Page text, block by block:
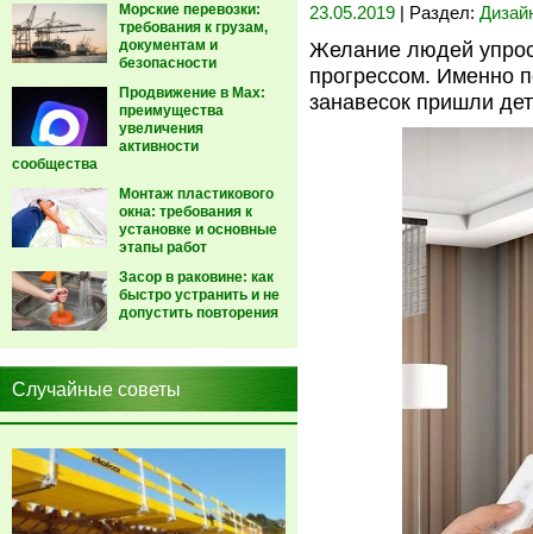
Морские перевозки:
требования к грузам,
документам и
безопасности
Продвижение в Max:
преимущества
увеличения
активности
сообщества
Монтаж пластикового
окна: требования к
установке и основные
этапы работ
Засор в раковине: как
быстро устранить и не
допустить повторения
Случайные советы
23.05.2019 | Раздел:
Желание людей
прогрессом. Именно
занавесок пришли